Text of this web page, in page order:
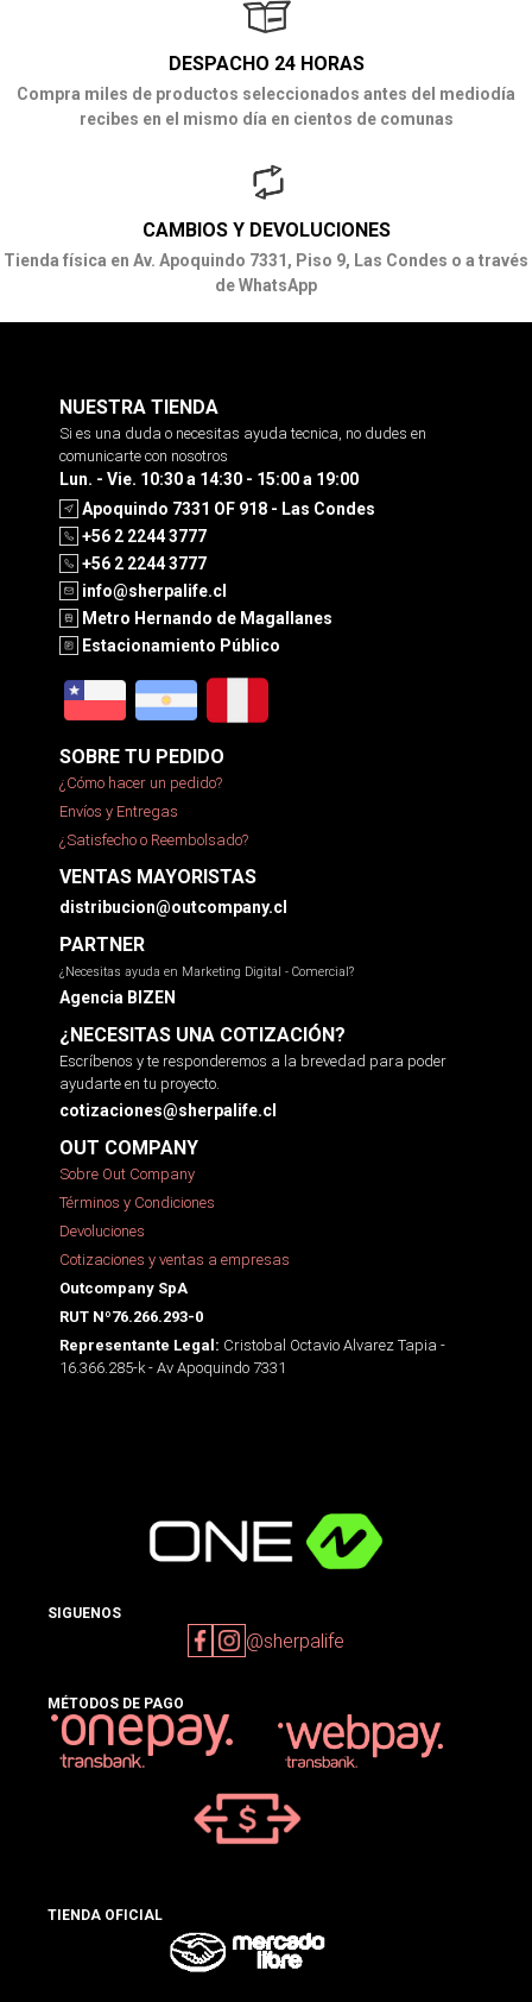
DESPACHO 24 HORAS
Compra miles de productos seleccionados antes del mediodía
recibes en el mismo día en cientos de comunas
CAMBIOS Y DEVOLUCIONES
Tienda física en Av. Apoquindo 7331, Piso 9, Las Condes o a través
de WhatsApp
NUESTRA TIENDA
Si es una duda o necesitas ayuda tecnica, no dudes en
comunicarte con nosotros
Lun. - Vie. 10:30 a 14:30 - 15:00 a 19:00
Apoquindo 7331 OF 918 - Las Condes
+56 2 2244 3777
+56 2 2244 3777
info@sherpalife.cl
Metro Hernando de Magallanes
Estacionamiento Público
SOBRE TU PEDIDO
¿Cómo hacer un pedido?
Envíos y Entregas
¿Satisfecho o Reembolsado?
VENTAS MAYORISTAS
distribucion@outcompany.cl
PARTNER
¿Necesitas ayuda en Marketing Digital - Comercial?
Agencia BIZEN
¿NECESITAS UNA COTIZACIÓN?
Escríbenos y te responderemos a la brevedad para poder
ayudarte en tu proyecto.
cotizaciones@sherpalife.cl
OUT COMPANY
Sobre Out Company
Términos y Condiciones
Devoluciones
Cotizaciones y ventas a empresas
Outcompany SpA
RUT Nº76.266.293-0
Representante Legal: Cristobal Octavio Alvarez Tapia -
16.366.285-k - Av Apoquindo 7331
SIGUENOS
@sherpalife
MÉTODOS DE PAGO
TIENDA OFICIAL